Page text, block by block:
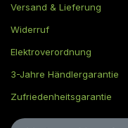
Versand & Lieferung
Widerruf
Elektroverordnung
3-Jahre Händlergarantie
Zufriedenheitsgarantie